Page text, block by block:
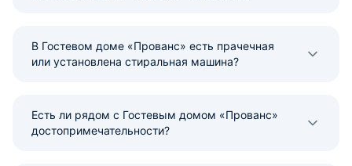
В Гостевом доме «Прованс» есть прачечная
или установлена стиральная машина?
Есть ли рядом с Гостевым домом «Прованс»
достопримечательности?